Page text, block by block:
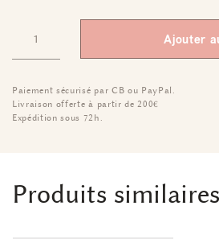
Ajouter
Paiement sécurisé par CB ou PayPal.
Livraison offerte à partir de 200€
Expédition sous 72h.
Produits similaires